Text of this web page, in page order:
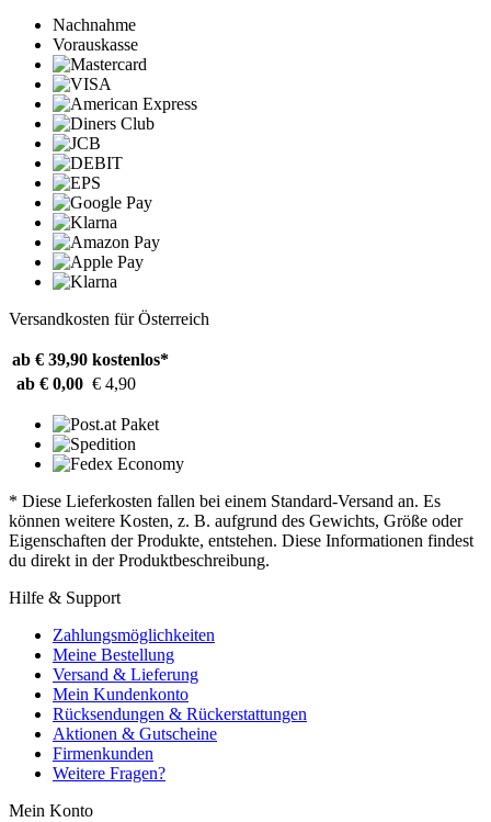
Nachnahme
Vorauskasse
Versandkosten für Österreich
ab € 39,90 kostenlos*
ab € 0,00 € 4,90
* Diese Lieferkosten fallen bei einem Standard-Versand an. Es
können weitere Kosten, z. B. aufgrund des Gewichts, Größe oder
Eigenschaften der Produkte, entstehen. Diese Informationen findest
du direkt in der Produktbeschreibung.
Hilfe & Support
Zahlungsmöglichkeiten
Meine Bestellung
Versand & Lieferung
Mein Kundenkonto
Rücksendungen & Rückerstattungen
Aktionen & Gutscheine
Firmenkunden
Weitere Fragen?
Mein Konto